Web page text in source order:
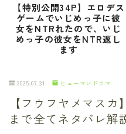
【特別公開34P】エロデス
ゲームでいじめっ子に彼
女をNTRれたので、いじ
めっ子の彼女をNTR返し
ます
2025.07.31 ヒューマンドラマ
【フウフヤメマス
まで全てネタバレ解